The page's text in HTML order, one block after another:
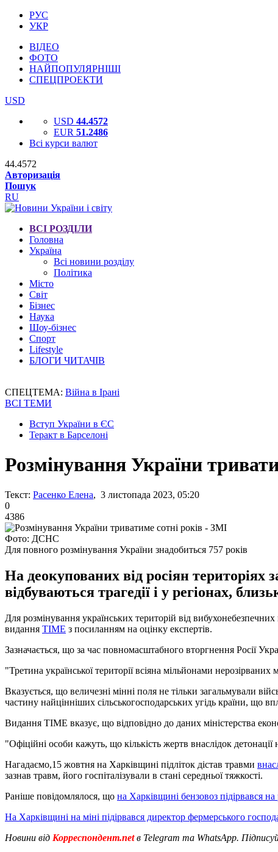
РУС
УКР
ВІДЕО
ФОТО
НАЙПОПУЛЯРНІШІ
СПЕЦПРОЕКТИ
USD
USD 44.4572
EUR 51.2486
Всі курси валют
44.4572
Авторизація
Пошук
RU
ВСІ РОЗДІЛИ
Головна
Україна
Всі новини розділу
Політика
Місто
Світ
Бізнес
Наука
Шоу-бізнес
Спорт
Lifestyle
БЛОГИ ЧИТАЧІВ
СПЕЦТЕМА: Війна в Ірані
ВСІ ТЕМИ
Вступ України в ЄС
Теракт в Барселоні
Розмінування України
Текст: Расенко Елена, 3 листопада 2023, 05:20
0
4386
Фото: ДСНС
Для повного розмінування України знадобиться 757 років
На деокупованих від росіян територіях
відбуваються трагедії і у регіонах,
Для розмінування українських територій від
видання TIME з посиланням на оцінку експертів.
Зазначається, що за час повномасштабного вторгнення Росії
"Третина української території всіяна мільйонами
Вказується, що величезні мінні поля не тільки загальмували
частину найцінніших сільськогосподарських угідь країни, що
Видання TIME вказує, що відповідно до даних міністерства
"Офіційні особи кажуть, що кількість жертв внаслідок
Нагадаємо,15 жовтня на Харківщині підліток дістав травми
зазнав травм, його госпіталізували в стані середньої тяжкості.
Раніше повідомлялося, що на Харківщині бензовоз підірвався на
На Харківщині на міні підірвався директор фермерського
Новини від Корреспондент.netв Telegram та WhatsApp.